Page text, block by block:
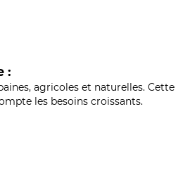
:
agricoles et naturelles. Cette
les besoins croissants.